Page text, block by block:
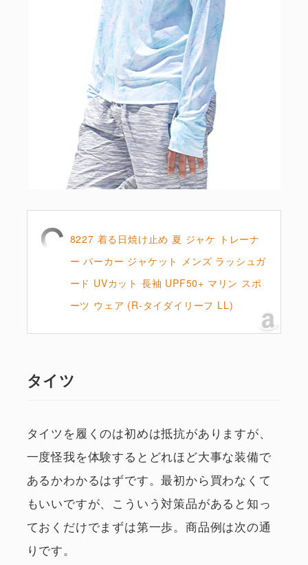
8227 着る日焼け止め 夏 ジャケ トレーナ
ー パーカー ジャケット メンズ ラッシュガ
ード UVカット 長袖 UPF50+ マリン スポ
ーツ ウェア (R-タイダイリーフ LL)
タイツ
タイツを履くのは初めは抵抗がありますが、
一度怪我を体験するとどれほど大事な装備で
あるかわかるはずです。最初から買わなくて
もいいですが、こういう対策品があると知っ
ておくだけでまずは第一歩。商品例は次の通
りです。